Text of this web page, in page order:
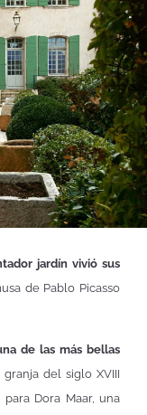
jardín vivió sus
de Pablo Picasso
de las más bellas
granja del siglo XVIII
Dora Maar, una